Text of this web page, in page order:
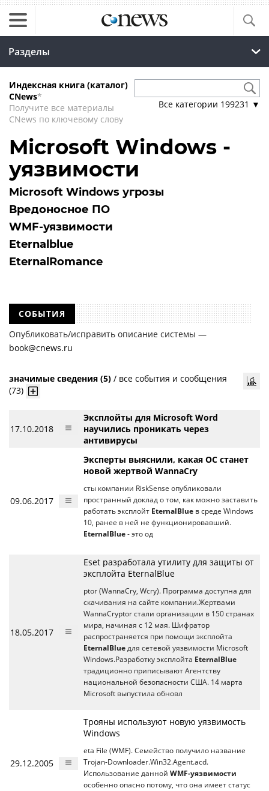
Разделы
Индексная книга (каталог)
CNews*
Получите все материалы
CNews по ключевому слову
Все категории 199231 ▼
Microsoft Windows -
уязвимости
Microsoft Windows угрозы
Вредоносное ПО
WMF-уязвимости
Eternalblue
EternalRomance
СОБЫТИЯ
Опубликовать/исправить описание системы —
book@cnews.ru
значимые сведения (5) / все события и сообщения
(73)
17.10.2018
Эксплойты для Microsoft Word
научились проникать через
антивирусы
09.06.2017
Эксперты выяснили, какая ОС станет
новой жертвой WannaCry
сты компании RiskSense опубликовали
пространный доклад о том, как можно заставить
работать эксплойт EternalBlue в среде Windows
10, ранее в ней не функционировавший.
EternalBlue - это од
18.05.2017
Eset разработала утилиту для защиты от
эксплойта EternalBlue
ptor (WannaCry, Wcry). Программа доступна для
скачивания на сайте компании.Жертвами
WannaCryptor стали организации в 150 странах
мира, начиная с 12 мая. Шифратор
распространяется при помощи эксплойта
EternalBlue для сетевой уязвимости Microsoft
Windows.Разработку эксплойта EternalBlue
традиционно приписывают Агентству
национальной безопасности США. 14 марта
Microsoft выпустила обновл
29.12.2005
Трояны используют новую уязвимость
Windows
eta File (WMF). Семейство получило название
Trojan-Downloader.Win32.Agent.acd.
Использование данной WMF-уязвимости
особенно опасно потому, что она имеет статус